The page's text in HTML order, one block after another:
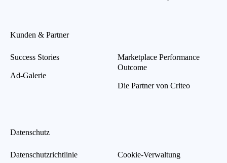
Kunden & Partner
Success Stories
Ad-Galerie
Marketplace Performance
Outcome
Die Partner von Criteo
Datenschutz
Datenschutzrichtlinie Cookie-Verwaltung